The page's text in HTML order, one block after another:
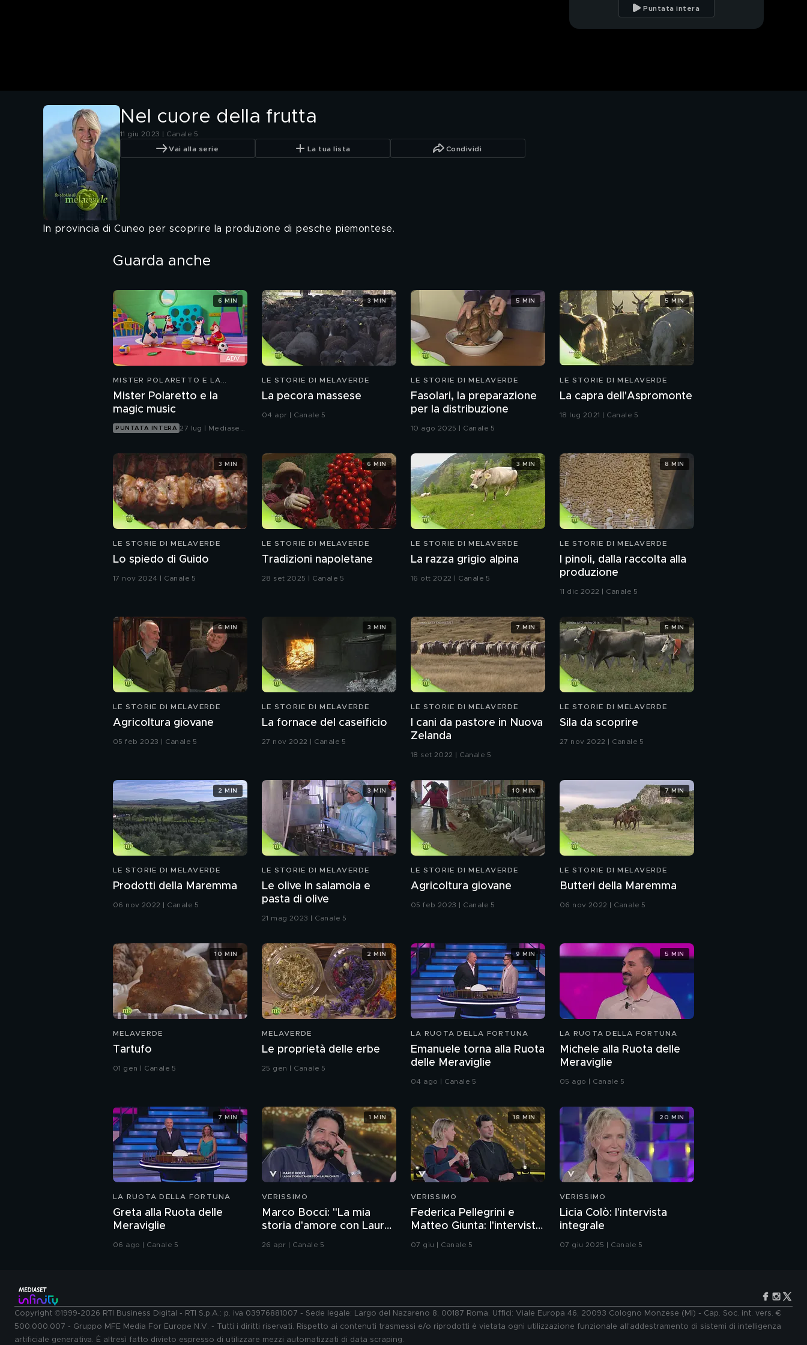
Puntata intera
Nel cuore della frutta
11 giu 2023 | Canale 5
Vai alla serie La tua lista Condividi
In provincia di Cuneo per scoprire la produzione di pesche piemontese.
Guarda anche
MISTER POLARETTO E LA
Mister Polaretto e la
magic music
PUNTATA INTERA 27 lug | Mediaset
6 MIN
LE STORIE DI MELAVERDE
La pecora massese
04 apr | Canale 5
3 MIN
LE STORIE DI MELAVERDE
Fasolari, la preparazione
per la distribuzione
10 ago 2025 | Canale 5
5 MIN
LE STORIE DI MELAVERDE
La capra dell'Aspromonte
18 lug 2021 | Canale 5
5 MIN
LE STORIE DI MELAVERDE
Lo spiedo di Guido
17 nov 2024 | Canale 5
3 MIN
LE STORIE DI MELAVERDE
Tradizioni napoletane
28 set 2025 | Canale 5
6 MIN
LE STORIE DI MELAVERDE
La razza grigio alpina
16 ott 2022 | Canale 5
3 MIN
LE STORIE DI MELAVERDE
I pinoli, dalla raccolta alla
produzione
11 dic 2022 | Canale 5
8 MIN
LE STORIE DI MELAVERDE
Agricoltura giovane
05 feb 2023 | Canale 5
6 MIN
LE STORIE DI MELAVERDE
La fornace del caseificio
27 nov 2022 | Canale 5
3 MIN
LE STORIE DI MELAVERDE
I cani da pastore in Nuova
Zelanda
18 set 2022 | Canale 5
7 MIN
LE STORIE DI MELAVERDE
Sila da scoprire
27 nov 2022 | Canale 5
5 MIN
LE STORIE DI MELAVERDE
Prodotti della Maremma
06 nov 2022 | Canale 5
2 MIN
LE STORIE DI MELAVERDE
Le olive in salamoia e
pasta di olive
21 mag 2023 | Canale 5
3 MIN
LE STORIE DI MELAVERDE
Agricoltura giovane
05 feb 2023 | Canale 5
10 MIN
LE STORIE DI MELAVERDE
Butteri della Maremma
06 nov 2022 | Canale 5
7 MIN
MELAVERDE
Tartufo
01 gen | Canale 5
10 MIN
MELAVERDE
Le proprietà delle erbe
25 gen | Canale 5
2 MIN
LA RUOTA DELLA FORTUNA
Emanuele torna alla Ruota
delle Meraviglie
04 ago | Canale 5
9 MIN
LA RUOTA DELLA FORTUNA
Michele alla Ruota delle
Meraviglie
05 ago | Canale 5
5 MIN
LA RUOTA DELLA FORTUNA
Greta alla Ruota delle
Meraviglie
06 ago | Canale 5
7 MIN
VERISSIMO
Marco Bocci: "La mia
storia d'amore con Laura
Chiatti"
26 apr | Canale 5
1 MIN
VERISSIMO
Federica Pellegrini e
Matteo Giunta: l'intervista
integrale
07 giu | Canale 5
18 MIN
VERISSIMO
Licia Colò: l'intervista
integrale
07 giu 2025 | Canale 5
20 MIN
Copyright ©1999-2026 RTI Business Digital - RTI S.p.A.: p. iva 03976881007 - Sede legale: Largo del Nazareno 8, 00187 Roma. Uffici: Viale Europa 46, 20093 Cologno Monzese (MI) - Cap. Soc. int. vers. €
500.000.007 - Gruppo MFE Media For Europe N.V. - Tutti i diritti riservati. Rispetto ai contenuti trasmessi e/o riprodotti è vietata ogni utilizzazione funzionale all'addestramento di sistemi di intelligenza
artificiale generativa. È altresì fatto divieto espresso di utilizzare mezzi automatizzati di data scraping.